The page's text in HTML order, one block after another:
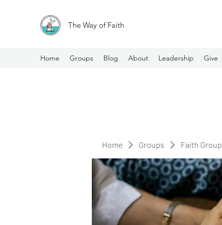
The Way of Faith
Home Groups Blog About Leadership Give
Home Groups Faith Group